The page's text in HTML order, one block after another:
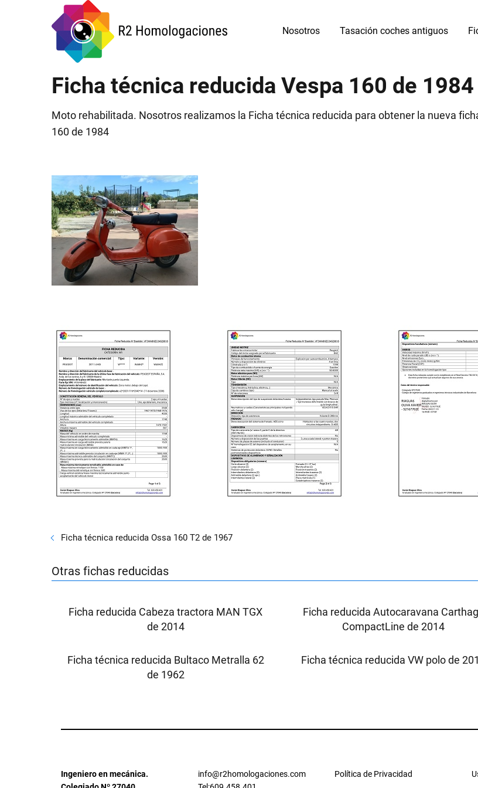
Nosotros Tasación coches antiguos
Ficha técnica reducida Vespa 160 de 1984
Moto rehabilitada. Nosotros realizamos la Ficha técnica reducida para obtener la nueva
160 de 1984
Ficha técnica reducida Ossa 160 T2 de 1967
Otras fichas reducidas
Ficha reducida Cabeza tractora MAN TGX
de 2014
Ficha reducida Autocaravana
CompactLine de 2014
Ficha técnica reducida Bultaco Metralla 62
de 1962
Ficha técnica reducida VW polo de
Ingeniero en mecánica.
info@r2homologaciones.com
Política de Privacidad